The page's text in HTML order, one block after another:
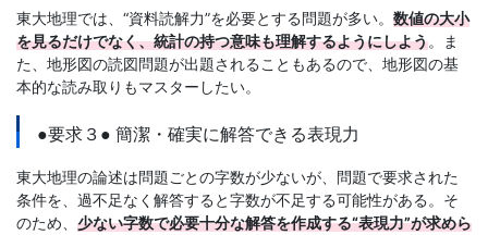
東大地理では、“資料読解力”を必要とする問題が多い。 数値の大小
を見るだけでなく、統計の持つ意味も理解するようにしよう。ま
た、地形図の読図問題が出題されることもあるので、地形図の基
本的な読み取りもマスターしたい。
●要求３● 簡潔・確実に解答できる表現力
東大地理の論述は問題ごとの字数が少ないが、問題で要求された
条件を、過不足なく解答すると字数が不足する可能性がある。そ
のため、 少ない字数で必要十分な解答を作成する“表現力”が求めら